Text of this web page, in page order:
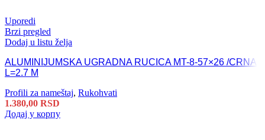
Uporedi
Brzi pregled
Dodaj u listu želja
ALUMINIJUMSKA UGRADNA RUCICA MT-8-57×26 /CRNA/
L=2.7 M
Profili za nameštaj, Rukohvati
1.380,00 RSD
Додај у корпу